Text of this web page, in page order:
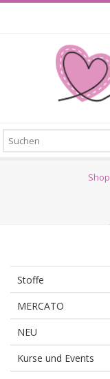
Skip
Shop
Stoffe
MERCATO
NEU
Kurse und Events